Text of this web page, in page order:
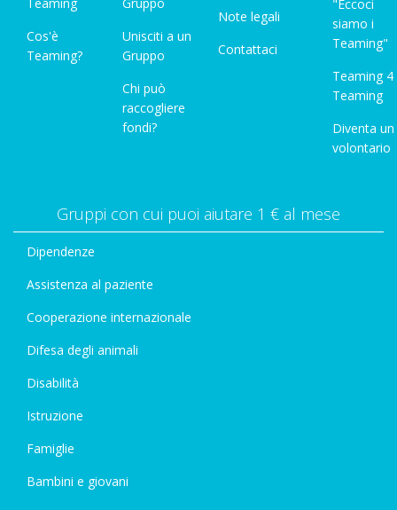
Cos'è
Teaming?
Unisciti a un
Gruppo
Chi può
raccogliere
fondi?
Note legali
Contattaci
"Eccoci
siamo i
Teaming"
Teaming 4
Teaming
Diventa un
volontario
Gruppi con cui puoi aiutare 1 € al mese
Dipendenze
Assistenza al paziente
Cooperazione internazionale
Difesa degli animali
Disabilità
Istruzione
Famiglie
Bambini e giovani